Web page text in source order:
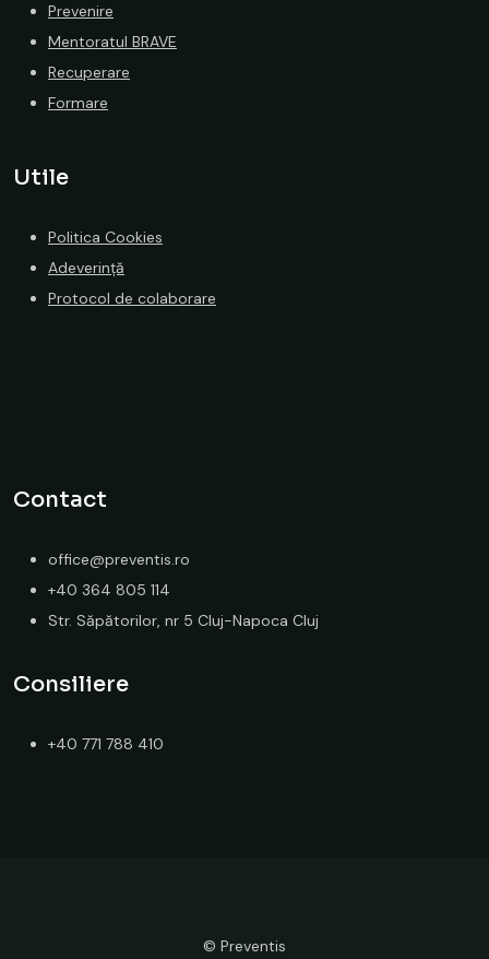
Prevenire
Mentoratul BRAVE
Recuperare
Formare
Utile
Politica Cookies
Adeverință
Protocol de colaborare
Contact
office@preventis.ro
+40 364 805 114
Str. Săpătorilor, nr 5 Cluj-Napoca Cluj
Consiliere
+40 771 788 410
© Preventis